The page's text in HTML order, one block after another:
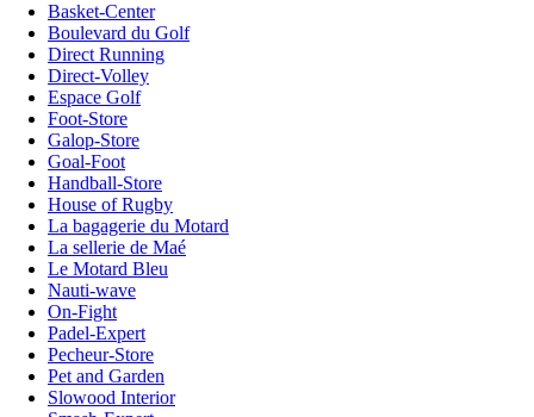
Basket-Center
Boulevard du Golf
Direct Running
Direct-Volley
Espace Golf
Foot-Store
Galop-Store
Goal-Foot
Handball-Store
House of Rugby
La bagagerie du Motard
La sellerie de Maé
Le Motard Bleu
Nauti-wave
On-Fight
Padel-Expert
Pecheur-Store
Pet and Garden
Slowood Interior